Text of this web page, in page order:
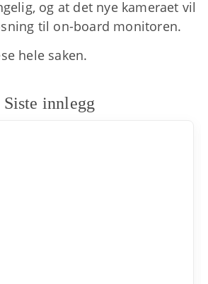
og at det nye kameraet vil
til on-board monitoren.
hele saken.
Siste innlegg